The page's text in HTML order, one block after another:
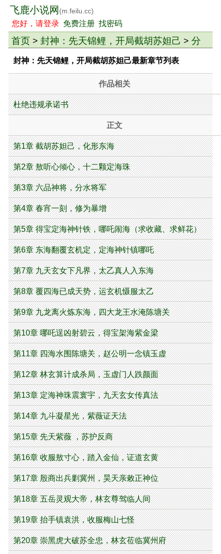
飞鹿小说网 (m.feilu.cc)
您好，请登录 免费注册 找密码
首页 > 封神：先天锦鲤，开局截胡苏妲己 > 分
卷
封神：先天锦鲤，开局截胡苏妲己最新章节列表
作品相关
杜绝违规承诺书
正文
第1章 截胡苏妲己，化形东海
第2章 敖听心倾心，十二颗定海珠
第3章 六品神将，分水将军
第4章 春宵一刻，修为暴增
第5章 得宝定海神针铁，哪吒闹海（求收藏、求鲜花）
第6章 东海翻覆玄机定，定海神针镇哪吒
第7章 九天玄女下凡界，太乙真人入东海
第8章 覆四海已成天势，运玄机慑服太乙
第9章 九龙离火炼东海，四大龙王水淹陈塘关
第10章 哪吒逞凶射碧云，得宝架海紫金梁
第11章 四海水围陈塘关，赵公明一念镇玉虚
第12章 林玄算计成杀局，玉虚门人跌颜面
第13章 定海神珠震寰宇，九天玄女传真法
第14章 九斗凝星光，紫薇证天法
第15章 先天紫薇 ，苏护反商
第16章 收服敖寸心，踏入金仙，证道玄黄
第17章 殷商出兵剿冀州，昊天亲敕正神位
第18章 五岳灵观大帝，林玄尊驾临人间
第19章 抬手镇袁洪，收服梅山七怪
第20章 崇黑虎大破苏全忠，林玄莅临冀州府